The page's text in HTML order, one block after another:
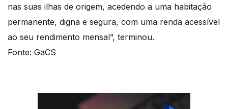
nas suas ilhas de origem, acedendo a uma habitação
permanente, digna e segura, com uma renda acessível
ao seu rendimento mensal”, terminou.
Fonte: GaCS